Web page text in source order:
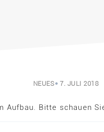
NEUES 7. JULI 2018
Aufbau. Bitte schauen